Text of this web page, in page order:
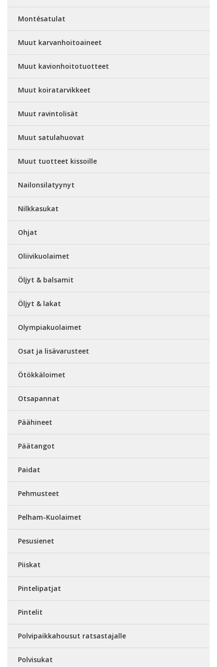
Montésatulat
Muut karvanhoitoaineet
Muut kavionhoitotuotteet
Muut koiratarvikkeet
Muut ravintolisät
Muut satulahuovat
Muut tuotteet kissoille
Nailonsilatyynyt
Nilkkasukat
Ohjat
Oliivikuolaimet
Öljyt & balsamit
Öljyt & lakat
Olympiakuolaimet
Osat ja lisävarusteet
Ötökkäloimet
Otsapannat
Päähineet
Päätangot
Paidat
Pehmusteet
Pelham-Kuolaimet
Pesusienet
Piiskat
Pintelipatjat
Pintelit
Polvipaikkahousut ratsastajalle
Polvisukat